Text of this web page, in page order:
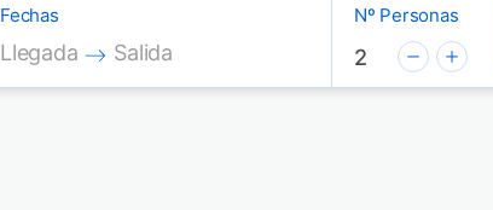
Fechas
Press the down arrow key to interact with the
Llegada
Press the down arrow key to
Salida
Nº Personas
2